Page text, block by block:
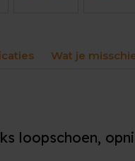
Wat je
loopschoen,